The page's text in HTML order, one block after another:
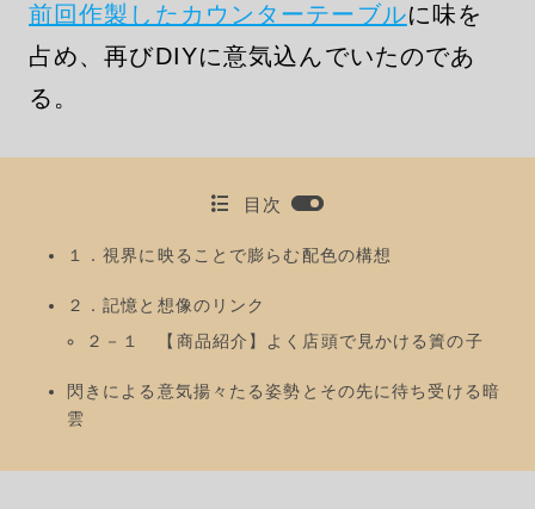
前回作製したカウンターテーブルに味を
占め、再びDIYに意気込んでいたのであ
る。
目次
１．視界に映ることで膨らむ配色の構想
２．記憶と想像のリンク
２－１ 【商品紹介】よく店頭で見かける簀の子
閃きによる意気揚々たる姿勢とその先に待ち受ける暗
雲